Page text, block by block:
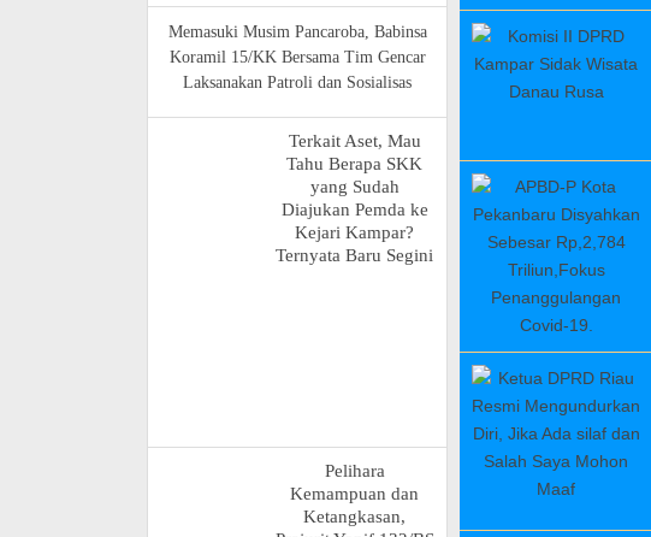
Memasuki Musim Pancaroba, Babinsa
Koramil 15/KK Bersama Tim Gencar
Laksanakan Patroli dan Sosialisas
Terkait Aset, Mau
Tahu Berapa SKK
yang Sudah
Diajukan Pemda ke
Kejari Kampar?
Ternyata Baru Segini
Pelihara
Kemampuan dan
Ketangkasan,